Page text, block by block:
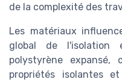
de la complexité des
Les matériaux
global de l'isolation
polystyrène expansé,
propriétés isolantes